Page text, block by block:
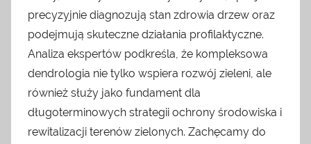
precyzyjnie diagnozują stan zdrowia drzew oraz
podejmują skuteczne działania profilaktyczne.
Analiza ekspertów podkreśla, że kompleksowa
dendrologia nie tylko wspiera rozwój zieleni, ale
również służy jako fundament dla
długoterminowych strategii ochrony środowiska i
rewitalizacji terenów zielonych. Zachęcamy do